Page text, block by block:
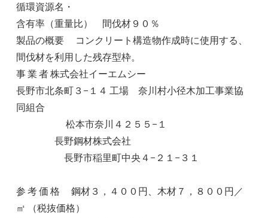
循環資源名・
含有率（重量比） 間伐材９０％
製品の概要 コンクリート構造物作成時に使用する、
間伐材を利用した残存型枠。
事 業 者 株式会社イーエムシー
長野市北条町３−１４ 工場 奈川村小径木加工事業協
同組合
松本市奈川４２５５−１
長野鋼材株式会社
長野市稲里町中央４−２１−３１
参 考 価 格 鋼材３，４００円、木材７，８００円／
㎡ （税抜価格）